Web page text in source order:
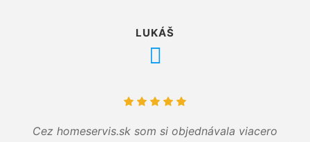
LUKÁŠ
Cez homeservis.sk som si objednávala viacero